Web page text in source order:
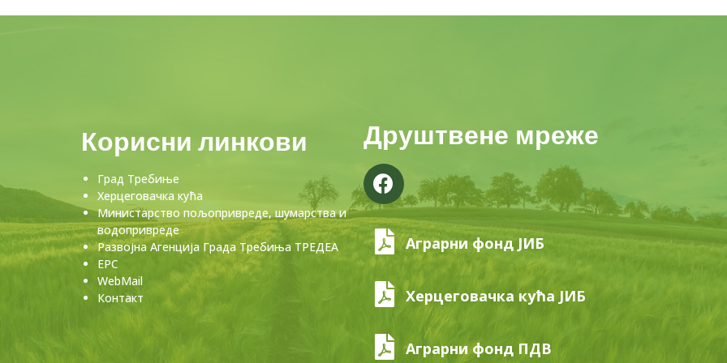
Корисни линкови
Град Требиње
Херцеговачка кућа
Министарство пољопривреде, шумарства и
водопривреде
Развојна Агенција Града Требиња ТРЕДЕА
ЕРС
WebMail
Контакт
Друштвене мреже
Аграрни фонд ЈИБ
Херцеговачка кућа ЈИБ
Аграрни фонд ПДВ